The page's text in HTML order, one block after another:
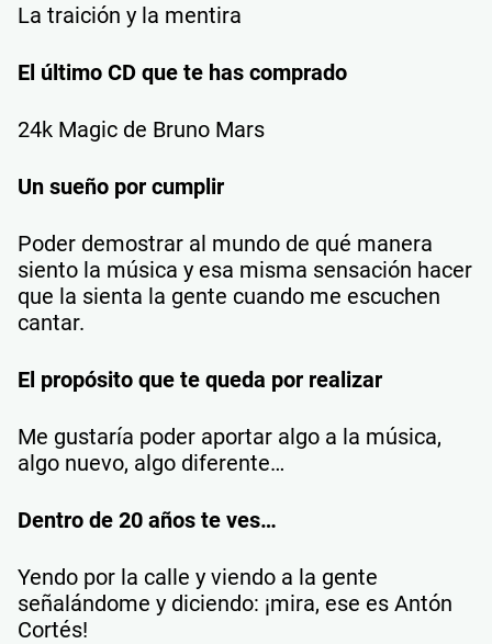
La traición y la mentira
El último CD que te has comprado
24k Magic de Bruno Mars
Un sueño por cumplir
Poder demostrar al mundo de qué manera
siento la música y esa misma sensación hacer
que la sienta la gente cuando me escuchen
cantar.
El propósito que te queda por realizar
Me gustaría poder aportar algo a la música,
algo nuevo, algo diferente…
Dentro de 20 años te ves…
Yendo por la calle y viendo a la gente
señalándome y diciendo: ¡mira, ese es Antón
Cortés!